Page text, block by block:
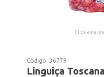
Clique na
Código:36779
Linguiça